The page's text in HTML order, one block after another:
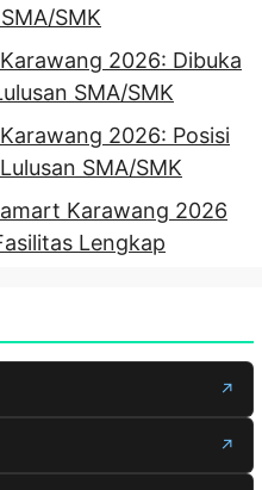
SMK
2026: Dibuka
SMA/SMK
2026: Posisi
SMA/SMK
Karawang 2026
Lengkap
↗
↗